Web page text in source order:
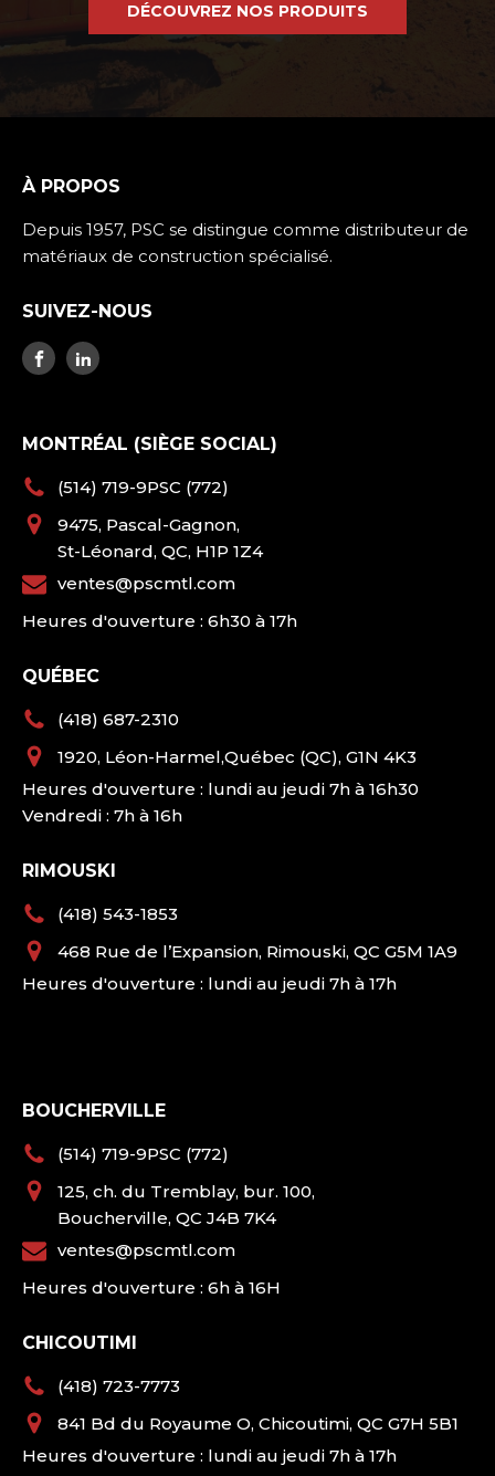
DÉCOUVREZ NOS PRODUITS
À PROPOS
Depuis 1957, PSC se distingue comme distributeur de
matériaux de construction spécialisé.
SUIVEZ-NOUS
MONTRÉAL (SIÈGE SOCIAL)
(514) 719-9PSC (772)
9475, Pascal-Gagnon,
St-Léonard, QC, H1P 1Z4
ventes@pscmtl.com
Heures d'ouverture : 6h30 à 17h
QUÉBEC
(418) 687-2310
1920, Léon-Harmel,Québec (QC), G1N 4K3
Heures d'ouverture : lundi au jeudi 7h à 16h30
Vendredi : 7h à 16h
RIMOUSKI
(418) 543-1853
468 Rue de l’Expansion, Rimouski, QC G5M 1A9
Heures d'ouverture : lundi au jeudi 7h à 17h
BOUCHERVILLE
(514) 719-9PSC (772)
125, ch. du Tremblay, bur. 100,
Boucherville, QC J4B 7K4
ventes@pscmtl.com
Heures d'ouverture : 6h à 16H
CHICOUTIMI
(418) 723-7773
841 Bd du Royaume O, Chicoutimi, QC G7H 5B1
Heures d'ouverture : lundi au jeudi 7h à 17h